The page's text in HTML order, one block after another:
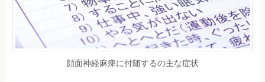
顔面神経麻痺に付随するの主な症状